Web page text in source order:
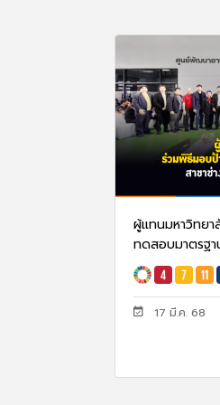
ผู้แทนมหาวิทย
ทดสอบมาตรฐา
17 มี.ค. 68